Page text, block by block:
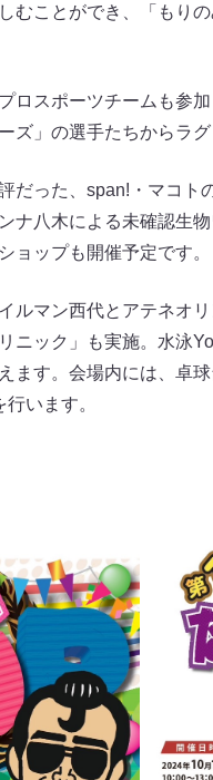
むことができ、「もり
ロスポーツチームも参
ズ」の選手たちからラ
だった、span!・マコト
ナ八木による未確認生
ョップも開催予定です。
ルマン西代とアテネオ
ニック」も実施。水泳
ます。会場内には、卓
います。